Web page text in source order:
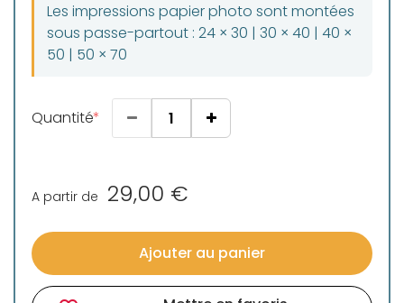
Les impressions papier photo sont montées
sous passe-partout : 24 × 30 | 30 × 40 | 40 ×
50 | 50 × 70
Quantité
A partir de 29,00 €
Ajouter au panier